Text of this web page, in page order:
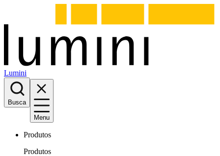
Lumini
Busca
Menu
Produtos
Produtos